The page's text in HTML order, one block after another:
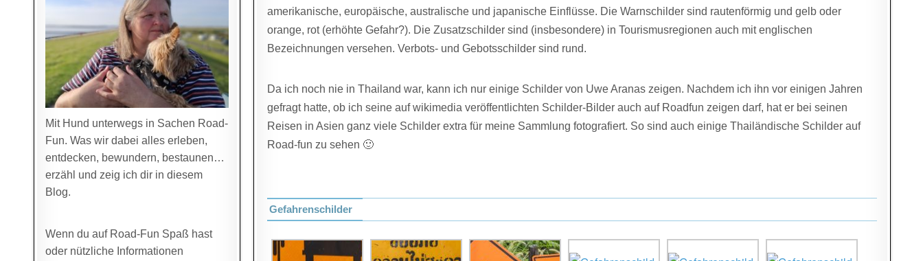
amerikanische, europäische, australische und japanische Einflüsse. Die Warnschilder sind rautenförmig und gelb oder
orange, rot (erhöhte Gefahr?). Die Zusatzschilder sind (insbesondere) in Tourismusregionen auch mit englischen
Bezeichnungen versehen. Verbots- und Gebotsschilder sind rund.
Da ich noch nie in Thailand war, kann ich nur einige Schilder von Uwe Aranas zeigen. Nachdem ich ihn vor einigen Jahren
gefragt hatte, ob ich seine auf wikimedia veröffentlichten Schilder-Bilder auch auf Roadfun zeigen darf, hat er bei seinen
Reisen in Asien ganz viele Schilder extra für meine Sammlung fotografiert. So sind auch einige Thailändische Schilder auf
Road-fun zu sehen 🙂
Gefahrenschilder
Mit Hund unterwegs in Sachen Road-
Fun. Was wir dabei alles erleben,
entdecken, bewundern, bestaunen…
erzähl und zeig ich dir in diesem
Blog.
Wenn du auf Road-Fun Spaß hast
oder nützliche Informationen